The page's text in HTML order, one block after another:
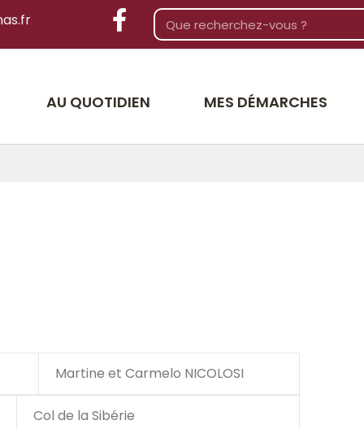
AU QUOTIDIEN MES DÉMARCHES
Martine et Carmelo NICOLOSI
Col de la Sibérie